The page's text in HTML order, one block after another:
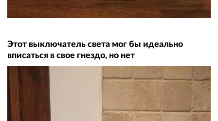
Этот выключатель света мог бы идеально
вписаться в свое гнездо, но нет